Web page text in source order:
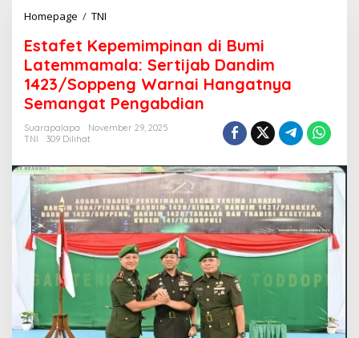
Homepage / TNI
di
Bumi
Latemmamala:
Sertijab
Dandim
1423/Soppeng
Semangat
Pengabdian
Estafet Kepemimpinan di Bumi
Latemmamala: Sertijab Dandim
1423/Soppeng Warnai Hangatnya
Semangat Pengabdian
Suarapalapa
November 29, 2025
TNI
309 Dilihat